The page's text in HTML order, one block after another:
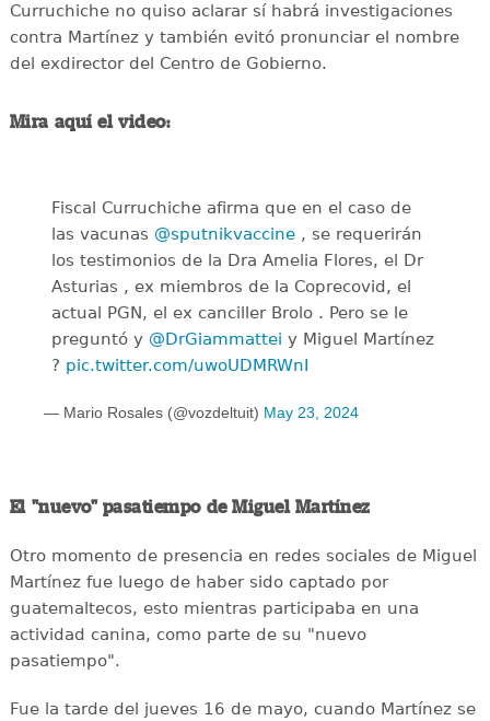
Curruchiche no quiso aclarar sí habrá investigaciones
contra Martínez y también evitó pronunciar el nombre
del exdirector del Centro de Gobierno.
Mira aquí el video:
Fiscal Curruchiche afirma que en el caso de
las vacunas @sputnikvaccine , se requerirán
los testimonios de la Dra Amelia Flores, el Dr
Asturias , ex miembros de la Coprecovid, el
actual PGN, el ex canciller Brolo . Pero se le
preguntó y @DrGiammattei y Miguel Martínez
? pic.twitter.com/uwoUDMRWnI
— Mario Rosales (@vozdeltuit) May 23, 2024
El "nuevo" pasatiempo de Miguel Martínez
Otro momento de presencia en redes sociales de Miguel
Martínez fue luego de haber sido captado por
guatemaltecos, esto mientras participaba en una
actividad canina, como parte de su "nuevo
pasatiempo".
Fue la tarde del jueves 16 de mayo, cuando Martínez se